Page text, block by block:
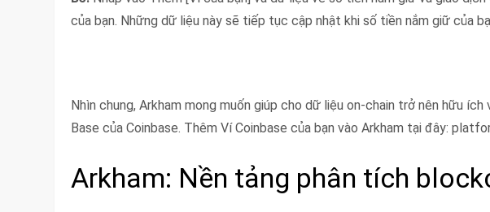
của bạn. Những dữ liệu này sẽ tiếp tục cập nhật khi số tiền nắm giữ của
Nhìn chung, Arkham mong muốn giúp cho dữ liệu on-chain trở nên hữu
Base của Coinbase. Thêm Ví Coinbase của bạn vào Arkham tại đây:
Arkham: Nền tảng phân tích